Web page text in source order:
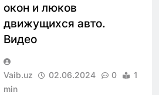
окон и люков
движущихся авто.
Видео
Vaib.uz 02.06.2024 0
1
min